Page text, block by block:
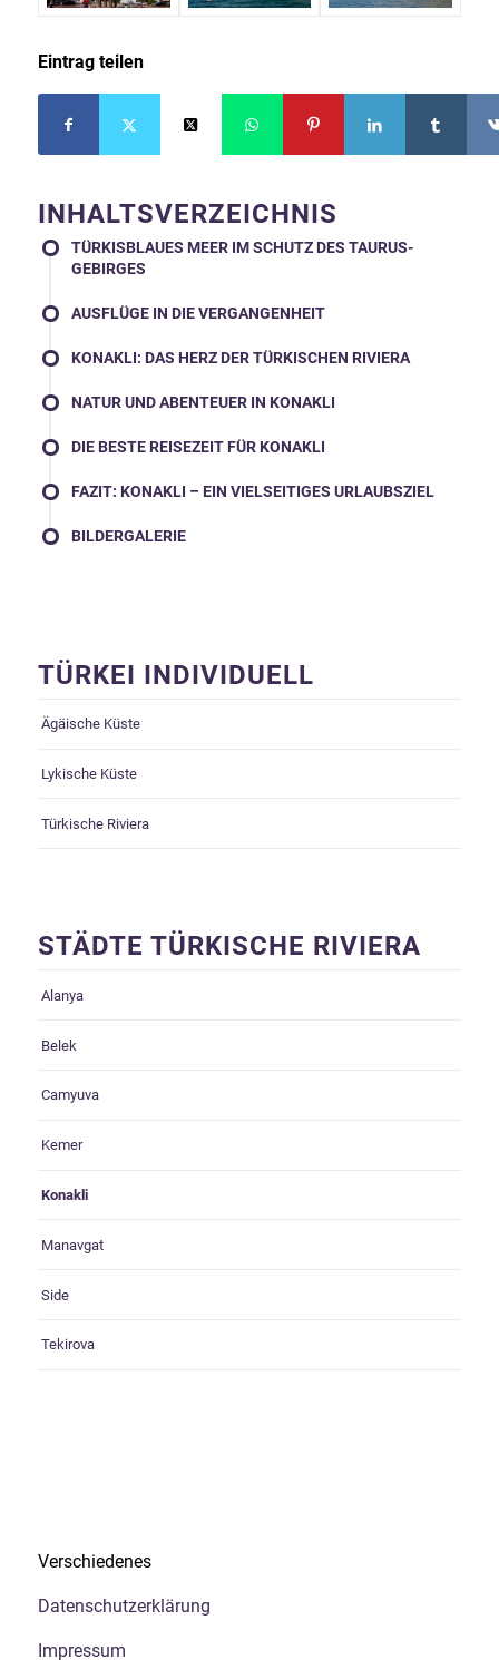
Eintrag teilen
INHALTSVERZEICHNIS
TÜRKISBLAUES MEER IM SCHUTZ DES TAURUS-
GEBIRGES
AUSFLÜGE IN DIE VERGANGENHEIT
KONAKLI: DAS HERZ DER TÜRKISCHEN RIVIERA
NATUR UND ABENTEUER IN KONAKLI
DIE BESTE REISEZEIT FÜR KONAKLI
FAZIT: KONAKLI – EIN VIELSEITIGES URLAUBSZIEL
BILDERGALERIE
TÜRKEI INDIVIDUELL
Ägäische Küste
Lykische Küste
Türkische Riviera
STÄDTE TÜRKISCHE RIVIERA
Alanya
Belek
Camyuva
Kemer
Konakli
Manavgat
Side
Tekirova
Verschiedenes
Datenschutzerklärung
Impressum